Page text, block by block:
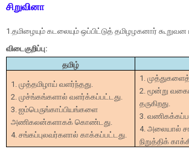
சிறுவினா
1.தமிழையும் கடலையும் ஒப்பிட்டுத் தமிழழகனார்
விடைகுறிப்பு:
தமிழ்
1. முத்தமிழாய் வளர்ந்தது.
2. முச்ங்கங்களால் வளர்க்கப்பட்டது.
3. ஐம்பெருங்காப்பியங்களை
அணிகலன்களாகக் கொண்டது.
4.சங்கப்புலவர்களால் காக்கப்பட்டது.
1. முத்துகளைத்
2.மூன்று
தருகிறது.
3.
4. அலையால்
நிறுத்திக்